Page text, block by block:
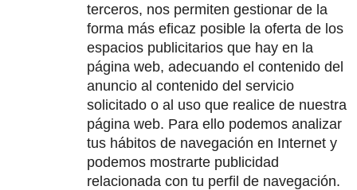
terceros, nos permiten gestionar de la
forma más eficaz posible la oferta de los
espacios publicitarios que hay en la
página web, adecuando el contenido del
anuncio al contenido del servicio
solicitado o al uso que realice de nuestra
página web. Para ello podemos analizar
tus hábitos de navegación en Internet y
podemos mostrarte publicidad
relacionada con tu perfil de navegación.